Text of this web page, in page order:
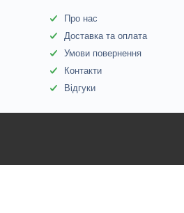
Про нас
Доставка та оплата
Умови повернення
Контакти
Відгуки